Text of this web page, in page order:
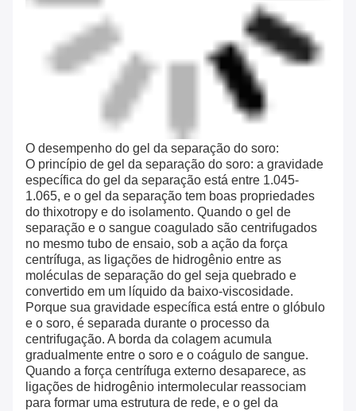
O desempenho do gel da separação do soro:
O princípio de gel da separação do soro: a gravidade
específica do gel da separação está entre 1.045-
1.065, e o gel da separação tem boas propriedades
do thixotropy e do isolamento. Quando o gel de
separação e o sangue coagulado são centrifugados
no mesmo tubo de ensaio, sob a ação da força
centrífuga, as ligações de hidrogênio entre as
moléculas de separação do gel seja quebrado e
convertido em um líquido da baixo-viscosidade.
Porque sua gravidade específica está entre o glóbulo
e o soro, é separada durante o processo da
centrifugação. A borda da colagem acumula
gradualmente entre o soro e o coágulo de sangue.
Quando a força centrífuga externo desaparece, as
ligações de hidrogênio intermolecular reassociam
para formar uma estrutura de rede, e o gel da